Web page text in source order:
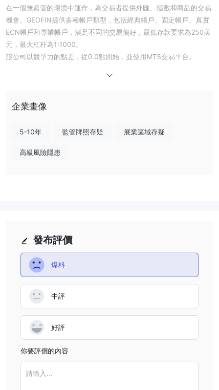
在一個無監管的環境中運作，為交易者提供外匯、指數和商品的交易
機會。GEOFIN提供多種帳戶類型，包括經典帳戶、固定帳戶、真實
ECN帳戶和專業帳戶，滿足不同的交易偏好，最低存款要求為250美
元，最大杠杆為1:1000。
該公司以競爭力的點差，從0.0點開始，並使用MT5交易平台。
行转账和本地转账。为了教育目的，GEOFIN提供电子书、视频教
监管状况
GEOFIN作为一个未受监管的交易平台，意味着它独立运营，不受任
优点和缺点
有经验的经纪人：在经营了5-10年之后，GEOFIN在市场上具有一定
的知名度。
多元化工具：可以访问外汇、指数和商品，实现投资组合的多样化和
潜在的交易机会。
競爭性點差：從0.0點差開始的點差對於注重成本的交易者可能具有
熱門平台：MT5為許多交易者提供了全面的技術分析工具和熟悉的
非监管：在非监管环境中运营引发了对透明度、安全性和潜在投资者
企業畫像
5-10年 監管牌照存疑 展業區域存疑
高級風險隱患
發布評價
爆料
中評
好評
你要評價的內容
請輸入...